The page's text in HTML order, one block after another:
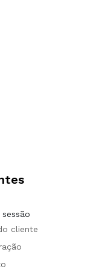
sessão
cliente